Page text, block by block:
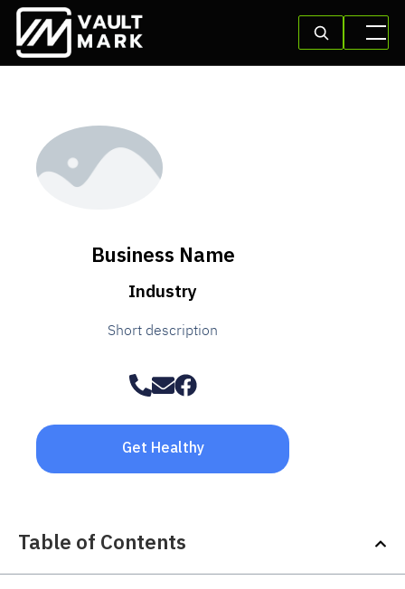
Business Name
Industry
Short description
Get Healthy
Table of Contents